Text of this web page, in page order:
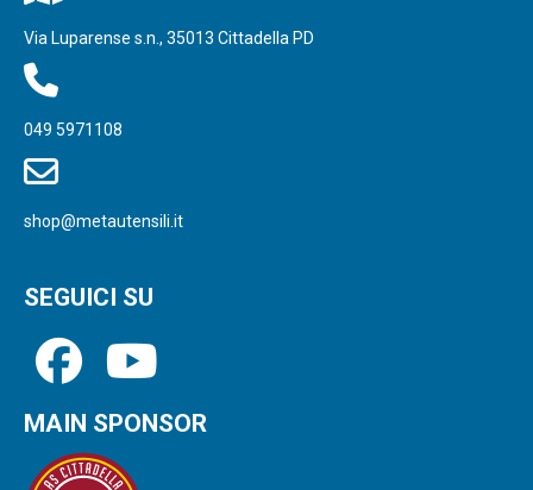
Via Luparense s.n., 35013 Cittadella PD
049 5971108
shop@metautensili.it
SEGUICI SU
MAIN SPONSOR